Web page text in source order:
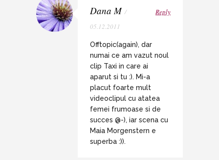
Dana M /
05.12.2011
Reply
Offtopic(again), dar
numai ce am vazut noul
clip Taxi in care ai
aparut si tu :). Mi-a
placut foarte mult
videoclipul cu atatea
femei frumoase si de
succes @-), iar scena cu
Maia Morgenstern e
superba :)).